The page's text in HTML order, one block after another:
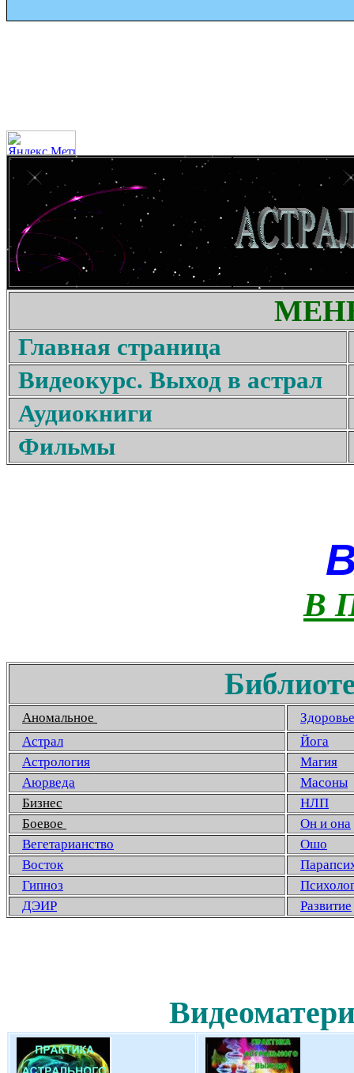
Главная страница
Видеокурс. Выход в астрал
Аудиокниги
Фильмы
В
Аномальное
Здоровье
Астрал
Йога
Астрология
Магия
Аюрведа
Масоны
Бизнес
НЛП
Боевое
Он и она
Вегетарианство
Ошо
Восток
Гипноз
ДЭИР
Развитие